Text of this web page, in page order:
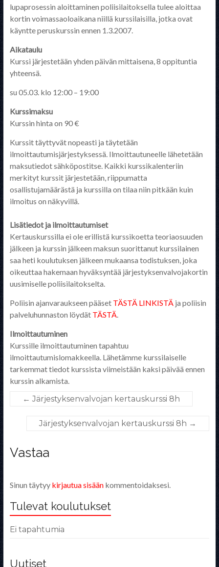
lupaprosessin aloittaminen poliisilaitoksella tulee aloittaa
kortin voimassaoloaikana niillä kurssilaisilla, jotka ovat
käyntte peruskurssin ennen 1.3.2007.
Aikataulu
Kurssi järjestetään yhden päivän mittaisena, 8 oppituntia
yhteensä.
su 05.03. klo 12:00 – 19:00
Kurssimaksu
Kurssin hinta on 90 €
Kurssit täyttyvät nopeasti ja täytetään
ilmoittautumisjärjestyksessä. Ilmoittautuneelle lähetetään
maksutiedot sähköpostitse. Kaikki kurssikalenteriin
merkityt kurssit järjestetään, riippumatta
osallistujamäärästä ja kurssilla on tilaa niin pitkään kuin
ilmoitus on näkyvillä.
Lisätiedot ja ilmoittautumiset
Kertauskurssilla ei ole erillistä kurssikoetta teoriaosuuden
jälkeen ja kurssin jälkeen maksun suorittanut kurssilainen
saa heti koulutuksen jälkeen mukaansa todistuksen, joka
oikeuttaa hakemaan hyväksyntää järjestyksenvalvojakortin
uusimiselle poliisilaitokselta.
Poliisin ajanvaraukseen pääset TÄSTÄ LINKISTÄja poliisin
palveluhunnaston löydät TÄSTÄ.
Ilmoittautuminen
Kurssille ilmoittautuminen tapahtuu
ilmoittautumislomakkeella. Lähetämme kurssilaiselle
tarkemmat tiedot kurssista viimeistään kaksi päivää ennen
kurssin alkamista.
← Järjestyksenvalvojan kertauskurssi 8h
Järjestyksenvalvojan kertauskurssi 8h →
Vastaa
Sinun täytyy kirjautua sisäänkommentoidaksesi.
Tulevat koulutukset
Ei tapahtumia
Uutiset